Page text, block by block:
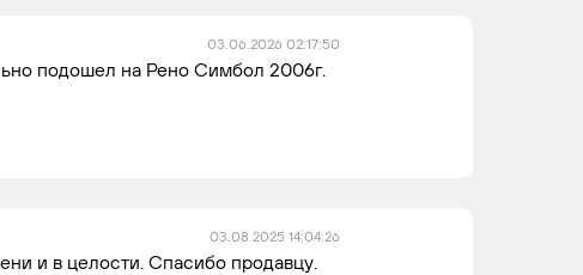
03.06.2026 02:17:50
подошел на Рено Симбол 2006г.
03.08.2025 14:04:26
и в целости. Спасибо продавцу.